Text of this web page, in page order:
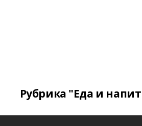
Рубрика "Еда и